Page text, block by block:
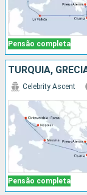
Pensão completa
TURQUIA,
Pensão completa
Celebrity Ascent